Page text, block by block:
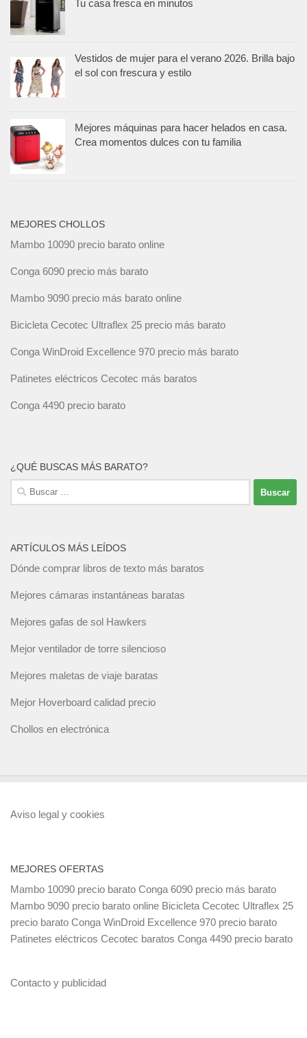
Tu casa fresca en minutos
Vestidos de mujer para el verano 2026. Brilla bajo
el sol con frescura y estilo
Mejores máquinas para hacer helados en casa.
Crea momentos dulces con tu familia
MEJORES CHOLLOS
Mambo 10090 precio barato online
Conga 6090 precio más barato
Mambo 9090 precio más barato online
Bicicleta Cecotec Ultraflex 25 precio más barato
Conga WinDroid Excellence 970 precio más barato
Patinetes eléctricos Cecotec más baratos
Conga 4490 precio barato
¿QUÉ BUSCAS MÁS BARATO?
Buscar:
ARTÍCULOS MÁS LEÍDOS
Dónde comprar libros de texto más baratos
Mejores cámaras instantáneas baratas
Mejores gafas de sol Hawkers
Mejor ventilador de torre silencioso
Mejores maletas de viaje baratas
Mejor Hoverboard calidad precio
Chollos en electrónica
Aviso legal y cookies
MEJORES OFERTAS
Mambo 10090 precio barato Conga 6090 precio más barato
Mambo 9090 precio barato online Bicicleta Cecotec Ultraflex 25
precio barato Conga WinDroid Excellence 970 precio barato
Patinetes eléctricos Cecotec baratos Conga 4490 precio barato
Contacto y publicidad